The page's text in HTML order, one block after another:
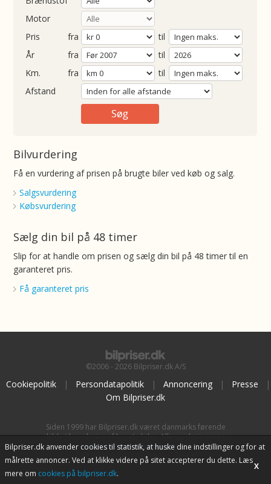
Motor
Pris
fra
til
fra
til
fra
til
Afstand
Bilvurdering
Få en vurdering af prisen på brugte biler ved køb og salg.
Salgsvurdering
Købsvurdering
Sælg din bil på 48 timer
Slip for at handle om prisen og sælg din bil på 48 timer til en
garanteret pris.
Få garanteret pris
©2006 - 2026 Bilpriser.dk A/S
Cookiepolitik | Persondatapolitik | Annoncering | Presse
|
Om Bilpriser.dk
Siden 1999 har Bilpriser.dk været danmarks førende
kilde til vurdering af brugte biler. Alle vurderinger er
baseret påBilpriserPro Prisberegning , bilbranchens
uafhængige værktøj til bilvurdering.
Bilpriser.dk anvender cookies til statistik, at huske dine indstillinger og for at
målrette annoncer. Ved at klikke videre på sitet accepterer du dette. Læs
mere om cookies på bilpriser.dk.
X